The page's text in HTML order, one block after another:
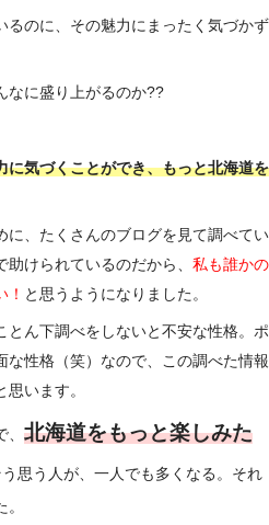
るのに、その魅力にまったく気づかず
なに盛り上がるのか??
に気づくことができ、もっと北海道を
に、たくさんのブログを見て調べてい
けられているのだから、 私も誰かの
と思うようになりました。
とん下調べをしないと不安な性格。ポ
な性格（笑）なので、この調べた情報
います。
北海道をもっと楽しみた
う思う人が、一人でも多くなる。それ